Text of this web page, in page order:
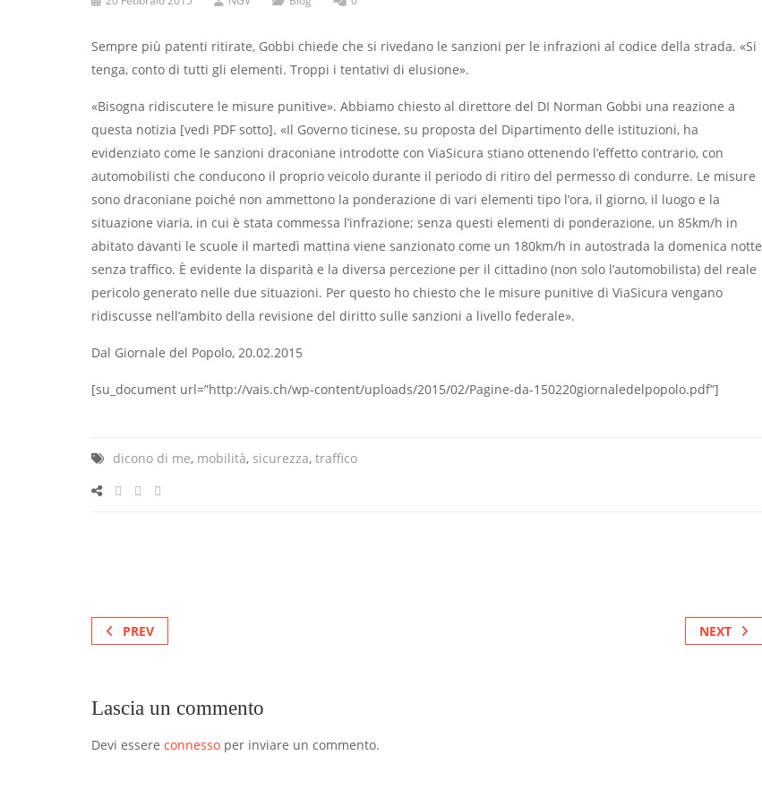
Sempre più patenti ritirate, Gobbi chiede che si rivedano le sanzioni per le infrazioni al codice della strada. «Si
tenga, conto di tutti gli elementi. Troppi i tentativi di elusione».
«Bisogna ridiscutere le misure punitive». Abbiamo chiesto al direttore del DI Norman Gobbi una reazione a
questa notizia [vedi PDF sotto]. «Il Governo ticinese, su proposta del Dipartimento delle istituzioni, ha
evidenziato come le sanzioni draconiane introdotte con ViaSicura stiano ottenendo l’effetto contrario, con
automobilisti che conducono il proprio veicolo durante il periodo di ritiro del permesso di condurre. Le misure
sono draconiane poiché non ammettono la ponderazione di vari elementi tipo l’ora, il giorno, il luogo e la
situazione viaria, in cui è stata commessa l’infrazione; senza questi elementi di ponderazione, un 85km/h in
abitato davanti le scuole il martedì mattina viene sanzionato come un 180km/h in autostrada la domenica notte
senza traffico. È evidente la disparità e la diversa percezione per il cittadino (non solo l’automobilista) del reale
pericolo generato nelle due situazioni. Per questo ho chiesto che le misure punitive di ViaSicura vengano
ridiscusse nell’ambito della revisione del diritto sulle sanzioni a livello federale».
Dal Giornale del Popolo, 20.02.2015
[su_document url=”http://vais.ch/wp-content/uploads/2015/02/Pagine-da-150220giornaledelpopolo.pdf”]
dicono di me, mobilità, sicurezza, traffico
PREV NEXT
Lascia un commento
Devi essere connesso per inviare un commento.